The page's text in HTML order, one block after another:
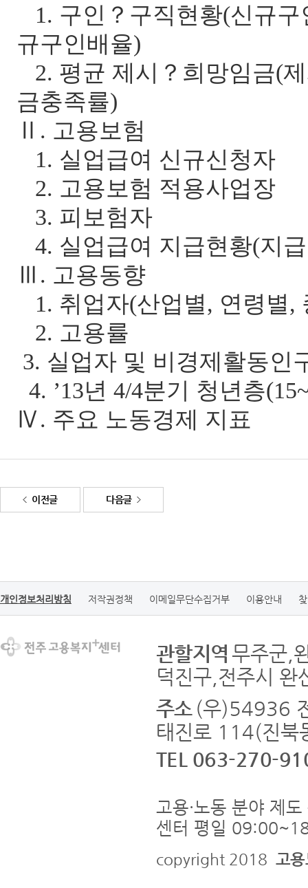
1. 구인 ？ 구직현황(신규구
규구인배율)
2. 평균 제시
？희망임금(
금충족률)
Ⅱ . 고용보험
1. 실업급여 신규신청자
2. 고용보험 적용사업장
3. 피보험자
4. 실업급여 지급현황(지
Ⅲ . 고용동향
1. 취업자(산업별, 연령별,
2. 고용률
3. 실업자 및 비경제활동인
4. ’13년 4/4분기 청년층
Ⅳ. 주요 노동경제 지표
이전글 다음글
개인정보처리방침 저작권정책 이메일무단수집거부 이용안내
관할지역 무주군,
덕진구,전주시 완
주소 (우)54936
태진로 114(진북
TEL 063-270-
고용·노동 분야 제
센터 평일
copyright 2018 고